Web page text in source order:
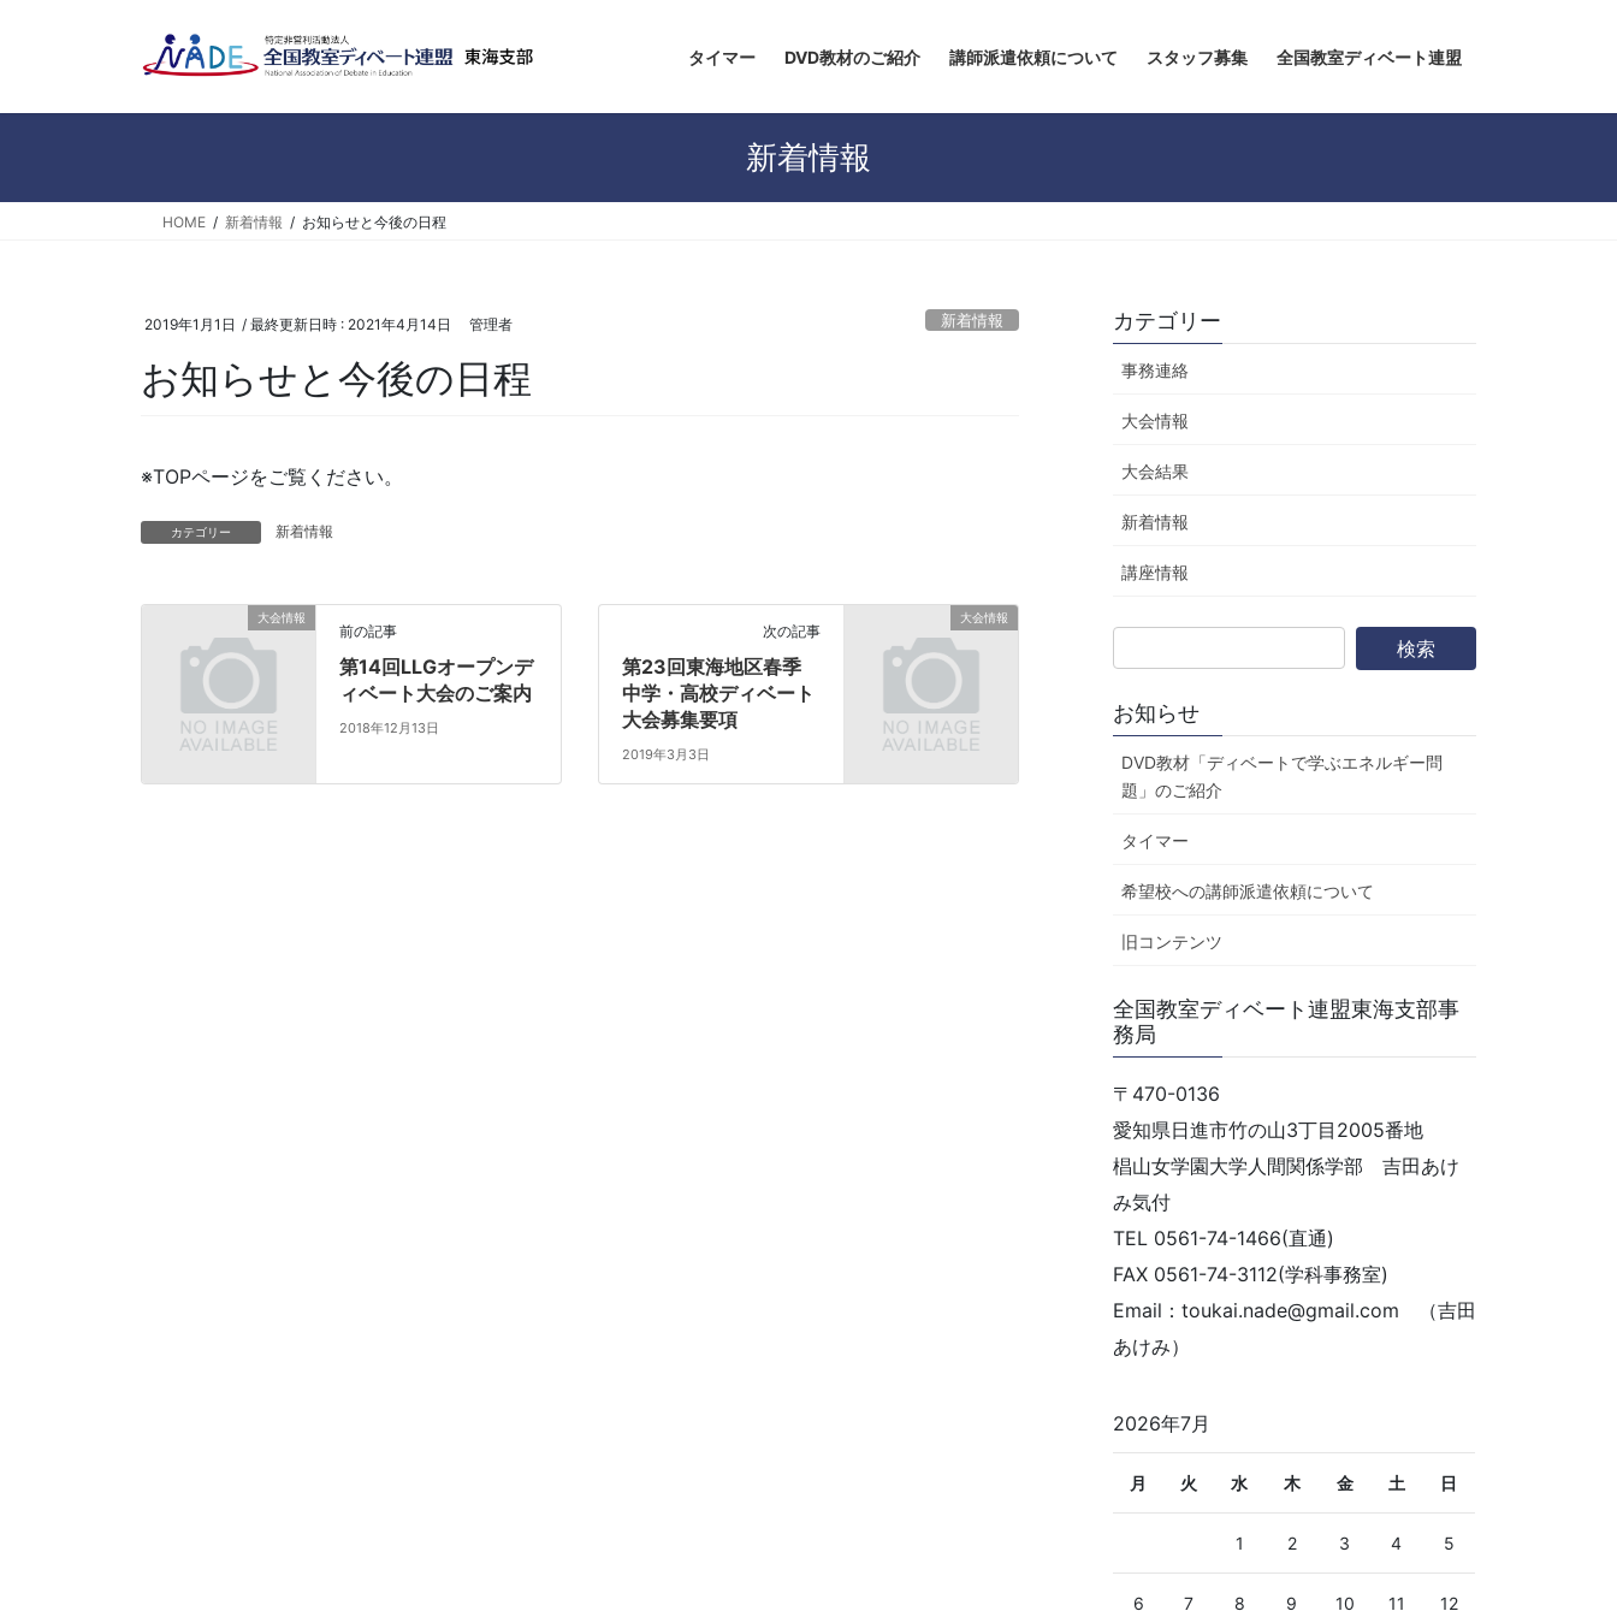
タイマー DVD教材のご紹介 講師派遣依頼について スタッフ募集 全国教室ディベート連盟
新着情報
HOME 新着情報 お知らせと今後の日程
2019年1月1日 / 最終更新日時 : 2021年4月14日 管理者 新着情報
お知らせと今後の日程
※TOPページをご覧ください。
カテゴリー 新着情報
大会情報
前の記事
第14回LLGオープンデ
ィベート大会のご案内
2018年12月13日
大会情報
次の記事
第23回東海地区春季
中学・高校ディベート
大会募集要項
2019年3月3日
カテゴリー
事務連絡
大会情報
大会結果
新着情報
講座情報
お知らせ
DVD教材「ディベートで学ぶエネルギー問
題」のご紹介
タイマー
希望校への講師派遣依頼について
旧コンテンツ
全国教室ディベート連盟東海支部事
務局
〒470-0136
愛知県日進市竹の山3丁目2005番地
椙山女学園大学人間関係学部 吉田あけ
み気付
TEL 0561-74-1466(直通)
FAX 0561-74-3112(学科事務室)
Email：toukai.nade@gmail.com （吉田
あけみ）
2026年7月
月 火 水 木 金 土 日
1 2 3 4 5
6 7 8 9 10 11 12